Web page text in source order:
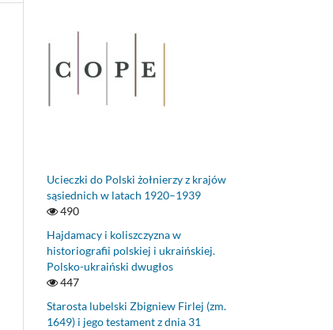
Ucieczki do Polski żołnierzy z krajów
sąsiednich w latach 1920–1939
490
Hajdamacy i koliszczyzna w
historiografii polskiej i ukraińskiej.
Polsko-ukraiński dwugłos
447
Starosta lubelski Zbigniew Firlej (zm.
1649) i jego testament z dnia 31